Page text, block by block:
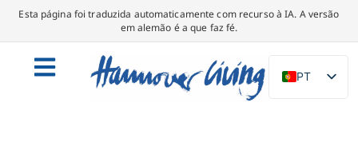
Esta página foi traduzida automaticamente com recurso à IA. A versão
em alemão é a que faz fé.
PT
DE